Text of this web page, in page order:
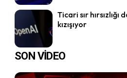
Ticari sır hırsızlığı
kızışıyor
SON VİDEO